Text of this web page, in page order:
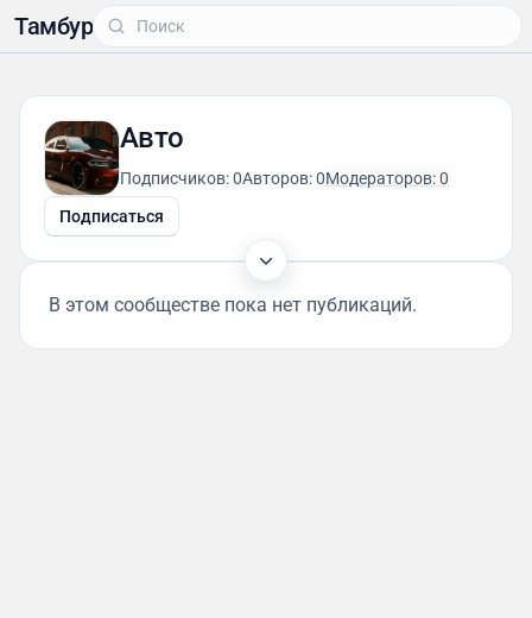
Тамбур
Авто
Подписчиков: 0Авторов: 0Модераторов: 0
Подписаться
В этом сообществе пока нет публикаций.